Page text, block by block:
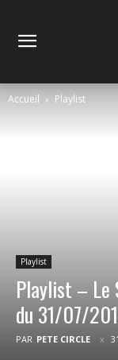
Accueil Playlist
Playlist
Playlist – Le
du 31/07/
PAR PETE CIRCLE